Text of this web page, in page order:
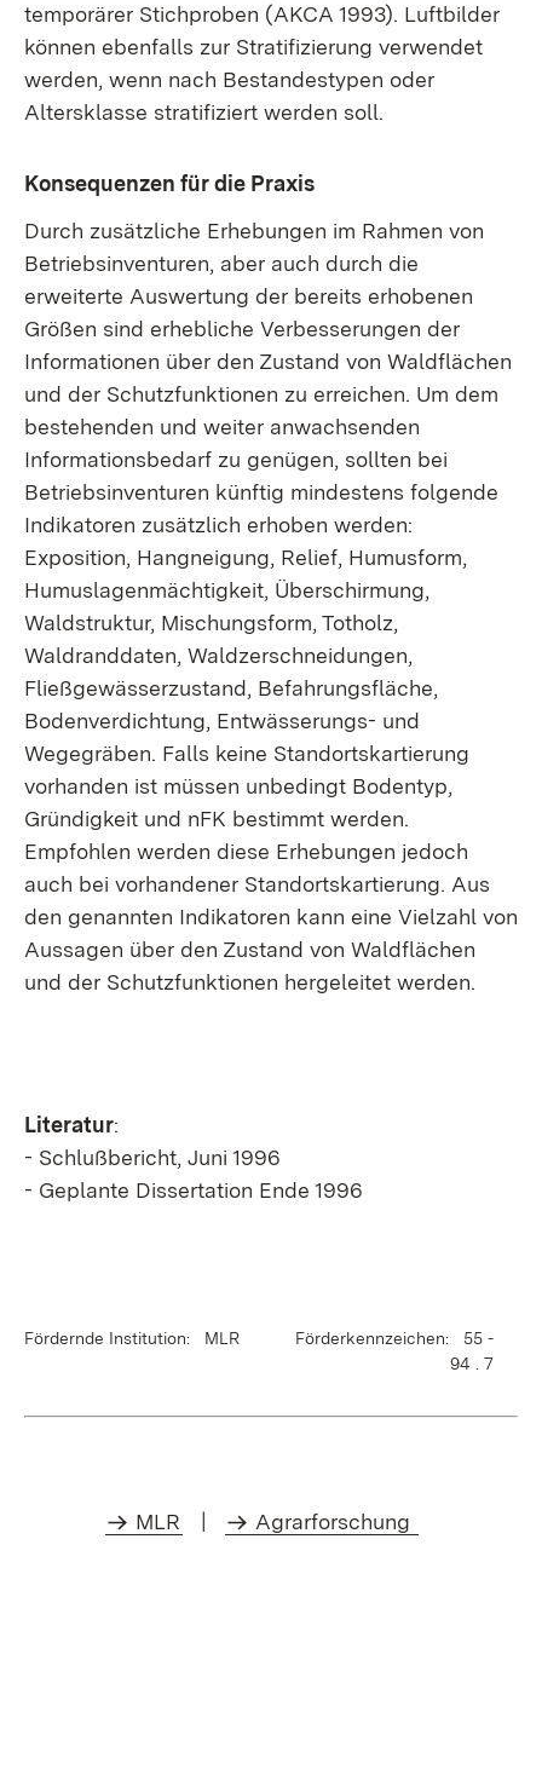
temporärer Stichproben (AKCA 1993). Luftbilder
können ebenfalls zur Stratifizierung verwendet
werden, wenn nach Bestandestypen oder
Altersklasse stratifiziert werden soll.
Konsequenzen für die Praxis
Durch zusätzliche Erhebungen im Rahmen von
Betriebsinventuren, aber auch durch die
erweiterte Auswertung der bereits erhobenen
Größen sind erhebliche Verbesserungen der
Informationen über den Zustand von Waldflächen
und der Schutzfunktionen zu erreichen. Um dem
bestehenden und weiter anwachsenden
Informationsbedarf zu genügen, sollten bei
Betriebsinventuren künftig mindestens folgende
Indikatoren zusätzlich erhoben werden:
Exposition, Hangneigung, Relief, Humusform,
Humuslagenmächtigkeit, Überschirmung,
Waldstruktur, Mischungsform, Totholz,
Waldranddaten, Waldzerschneidungen,
Fließgewässerzustand, Befahrungsfläche,
Bodenverdichtung, Entwässerungs- und
Wegegräben. Falls keine Standortskartierung
vorhanden ist müssen unbedingt Bodentyp,
Gründigkeit und nFK bestimmt werden.
Empfohlen werden diese Erhebungen jedoch
auch bei vorhandener Standortskartierung. Aus
den genannten Indikatoren kann eine Vielzahl von
Aussagen über den Zustand von Waldflächen
und der Schutzfunktionen hergeleitet werden.
Literatur:
- Schlußbericht, Juni 1996
- Geplante Dissertation Ende 1996
Fördernde Institution: MLR
Förderkennzeichen: 55 -
94 . 7
MLR Agrarforschung